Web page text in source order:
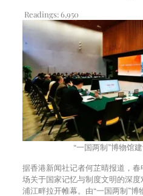
Readings:6,950
“一国两制”博物馆
据香港新闻社记者何芷晴报道，
场关于国家记忆与制度文明的深
浦江畔拉开帷幕。由“一国两制”